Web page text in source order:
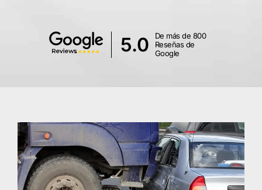
5.0
De más de 800
Reseñas de
Google